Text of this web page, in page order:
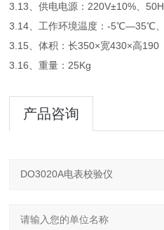
3.13、供电电源：220V±10%、
3.14、工作环境温度：-5℃—35℃、
3.15、体积：长350×宽430×高190
3.16、重量：25Kg
产品咨询